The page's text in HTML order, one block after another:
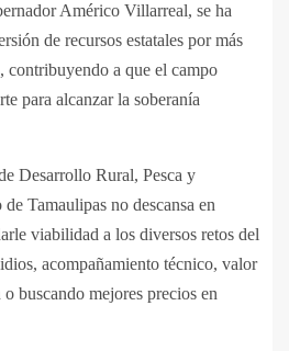
Américo Villarreal, se ha
de recursos estatales por más
contribuyendo a que el campo
para alcanzar la soberanía
Desarrollo Rural, Pesca y
Tamaulipas no descansa en
viabilidad a los diversos retos del
acompañamiento técnico, valor
buscando mejores precios en